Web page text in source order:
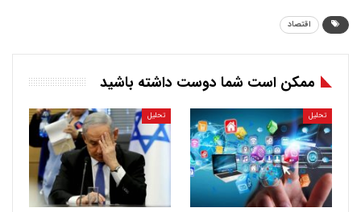
اقتصاد
ممکن است شما دوست داشته باشید
تحلیل تحلیل